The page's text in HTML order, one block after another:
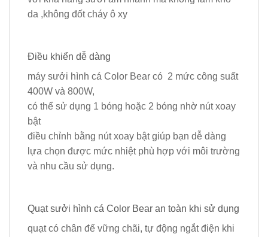
da ,không đốt cháy ô xy
Điều khiển dễ dàng
máy sưởi hình cá Color Bear có 2 mức công suất
400W và 800W,
có thể sử dụng 1 bóng hoặc 2 bóng nhờ nút xoay
bật
điều chỉnh bằng nút xoay bật giúp bạn dễ dàng
lựa chọn được mức nhiệt phù hợp với môi trường
và nhu cầu sử dụng.
Quạt sưởi hình cá Color Bear an toàn khi sử dụng
quạt có chân đế vững chãi, tự động ngắt điện khi